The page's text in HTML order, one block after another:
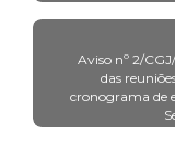
Aviso nº 2/
das
cronograma de